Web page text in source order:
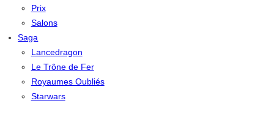
Prix
Salons
Saga
Lancedragon
Le Trône de Fer
Royaumes Oubliés
Starwars